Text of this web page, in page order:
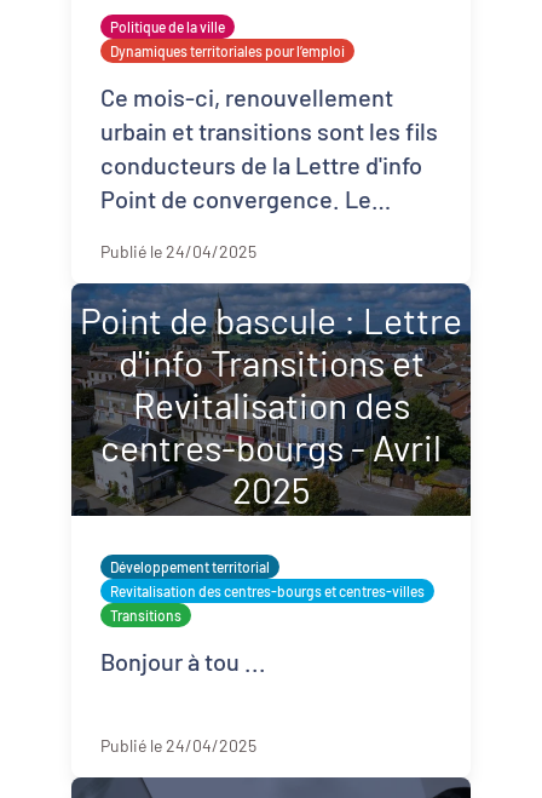
Politique de la ville
Dynamiques territoriales pour l’emploi
Ce mois-ci, renouvellement
urbain et transitions sont les fils
conducteurs de la Lettre d'info
Point de convergence. Le
sur le futur renouvellement
urbain ...
Publié le 24/04/2025
Point de bascule : Lettre
d'info Transitions et
Revitalisation des
centres-bourgs - Avril
2025
Développement territorial
Revitalisation des centres-bourgs et centres-villes
Transitions
Publié le 24/04/2025